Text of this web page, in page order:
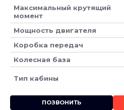
Максимальный крутящий
момент
Мощность двигателя
Коробка передач
Колесная база
Тип кабины
ПОЗВОНИТЬ